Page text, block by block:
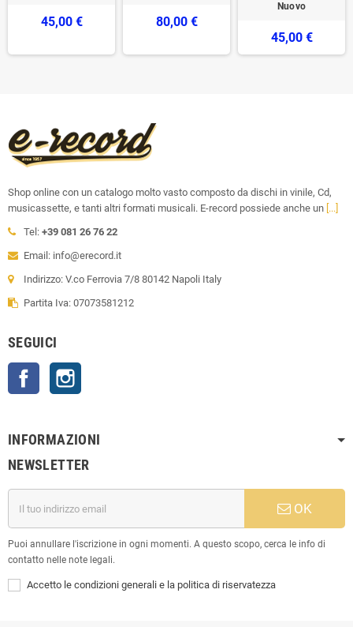
45,00 € 80,00 €
Nuovo
45,00 €
Shop online con un catalogo molto vasto composto da dischi in vinile, Cd,
musicassette, e tanti altri formati musicali. E-record possiede anche un [...]
Tel: +39 081 26 76 22
Email: info@erecord.it
Indirizzo: V.co Ferrovia 7/8 80142 Napoli Italy
Partita Iva: 07073581212
SEGUICI
Facebook
INFORMAZIONI
NEWSLETTER
OK
Puoi annullare l'iscrizione in ogni momenti. A questo scopo, cerca le info di
contatto nelle note legali.
Accetto le condizioni generali e la politica di riservatezza